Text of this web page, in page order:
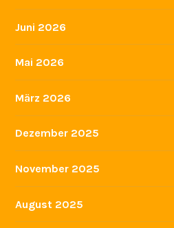
Juni 2026
Mai 2026
März 2026
Dezember 2025
November 2025
August 2025